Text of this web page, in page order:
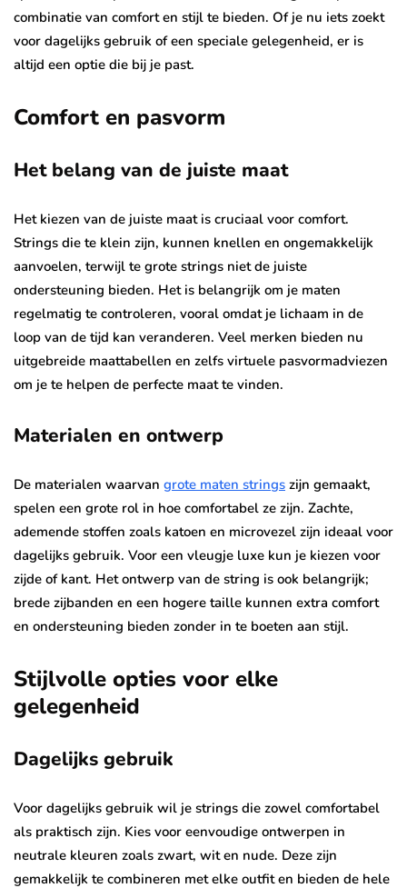
combinatie van comfort en stijl te bieden. Of je nu iets zoekt
voor dagelijks gebruik of een speciale gelegenheid, er is
altijd een optie die bij je past.
Comfort en pasvorm
Het belang van de juiste maat
Het kiezen van de juiste maat is cruciaal voor comfort.
Strings die te klein zijn, kunnen knellen en ongemakkelijk
aanvoelen, terwijl te grote strings niet de juiste
ondersteuning bieden. Het is belangrijk om je maten
regelmatig te controleren, vooral omdat je lichaam in de
loop van de tijd kan veranderen. Veel merken bieden nu
uitgebreide maattabellen en zelfs virtuele pasvormadviezen
om je te helpen de perfecte maat te vinden.
Materialen en ontwerp
De materialen waarvan grote maten strings zijn gemaakt,
spelen een grote rol in hoe comfortabel ze zijn. Zachte,
ademende stoffen zoals katoen en microvezel zijn ideaal voor
dagelijks gebruik. Voor een vleugje luxe kun je kiezen voor
zijde of kant. Het ontwerp van de string is ook belangrijk;
brede zijbanden en een hogere taille kunnen extra comfort
en ondersteuning bieden zonder in te boeten aan stijl.
Stijlvolle opties voor elke
gelegenheid
Dagelijks gebruik
Voor dagelijks gebruik wil je strings die zowel comfortabel
als praktisch zijn. Kies voor eenvoudige ontwerpen in
neutrale kleuren zoals zwart, wit en nude. Deze zijn
gemakkelijk te combineren met elke outfit en bieden de hele